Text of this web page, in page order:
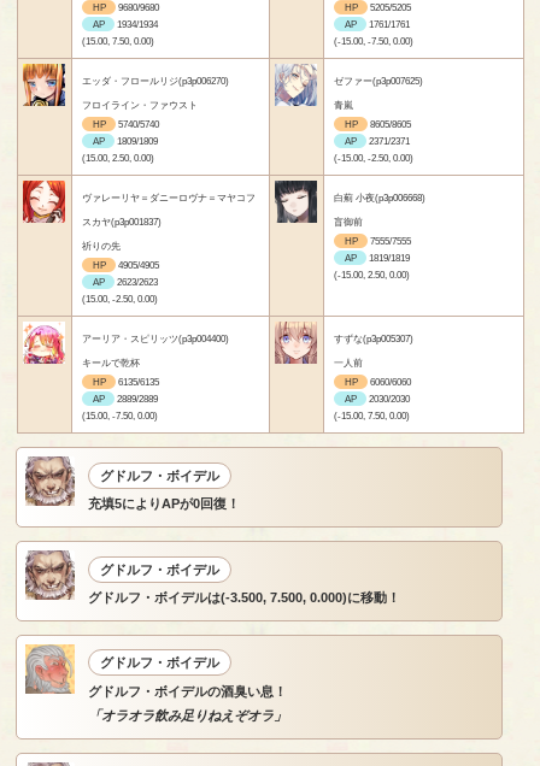
HP
9680/9680
AP
1934/1934
(15.00, 7.50, 0.00)
HP
5205/5205
AP
1761/1761
(-15.00, -7.50, 0.00)
エッダ・フロールリジ(p3p006270)
フロイライン・ファウスト
HP
5740/5740
AP
1809/1809
(15.00, 2.50, 0.00)
ゼファー(p3p007625)
青嵐
HP
8605/8605
AP
2371/2371
(-15.00, -2.50, 0.00)
ヴァレーリヤ＝ダニーロヴナ＝マヤコフ
スカヤ(p3p001837)
祈りの先
HP
4905/4905
AP
2623/2623
(15.00, -2.50, 0.00)
白薊 小夜(p3p006668)
盲御前
HP
7555/7555
AP
1819/1819
(-15.00, 2.50, 0.00)
アーリア・スピリッツ(p3p004400)
キールで乾杯
HP
6135/6135
AP
2889/2889
(15.00, -7.50, 0.00)
すずな(p3p005307)
一人前
HP
6060/6060
AP
2030/2030
(-15.00, 7.50, 0.00)
グドルフ・ボイデル
充填5によりAPが0回復！
グドルフ・ボイデル
グドルフ・ボイデルは(-3.500, 7.500, 0.000)に移動！
グドルフ・ボイデル
グドルフ・ボイデルの酒臭い息！
「オラオラ飲み足りねえぞオラ」